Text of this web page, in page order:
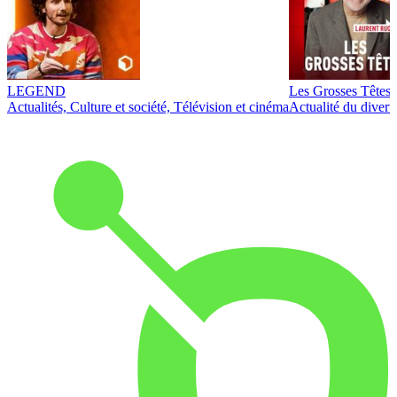
LEGEND
Actualités, Culture et société, Télévision et cinéma
Les Grosses Têtes
Actualité du